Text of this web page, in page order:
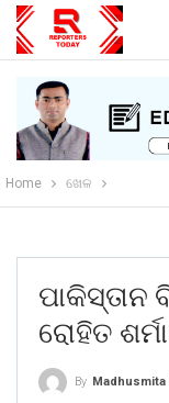
Home ଖେଳ
ପାକିସ୍ତାନ
ରୋହିତ
By